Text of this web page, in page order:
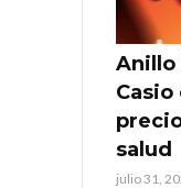
Casio
salud
julio 31,